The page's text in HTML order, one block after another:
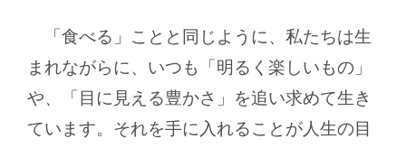
「食べる」ことと同じように、私たちは生
まれながらに、いつも「明るく楽しいもの」
や、「目に見える豊かさ」を追い求めて生き
ています。それを手に入れることが人生の目